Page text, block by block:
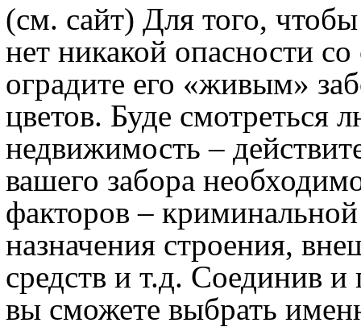
(см. сайт) Для того,
нет никакой опасности
оградите его «живым»
цветов. Буде смотреться
недвижимость –
вашего забора
факторов –
назначения строения,
средств и т.д. Соединив
вы сможете выбрать